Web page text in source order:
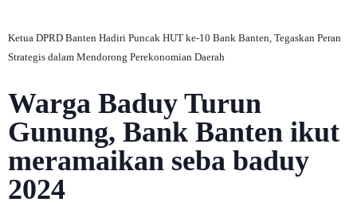
Ketua DPRD Banten Hadiri Puncak HUT ke-10 Bank Banten, Tegaskan Peran
Strategis dalam Mendorong Perekonomian Daerah
Warga Baduy Turun
Gunung, Bank Banten ikut
meramaikan seba baduy
2024